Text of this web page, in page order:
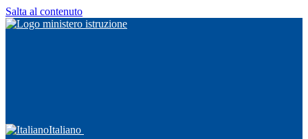
Salta al contenuto
Italiano